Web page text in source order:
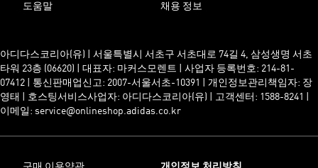
도움말 채용 정보
아디다스코리아(유) | 서울특별시 서초구 서초대로 74길 4, 삼성생명 서초
타워 23층 (06620) | 대표자: 마커스모렌트 | 사업자 등록번호: 214-81-
07412 | 통신판매업신고: 2007-서울서초-10391 | 개인정보관리책임자: 장
영태 | 호스팅서비스사업자: 아디다스코리아(유) | 고객센터: 1588-8241 |
이메일: service@onlineshop.adidas.co.kr